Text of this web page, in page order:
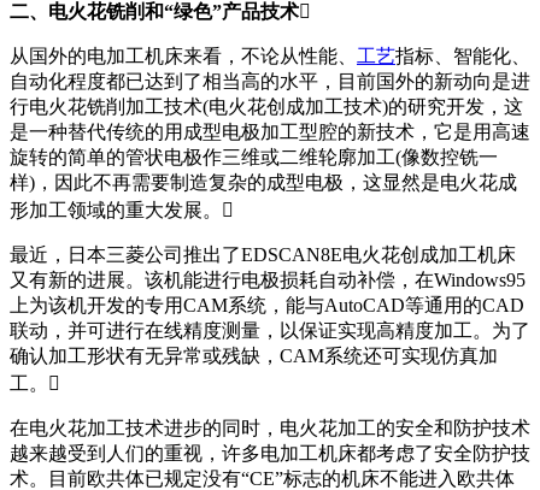
二、电火花铣削和“绿色”产品技术
从国外的电加工机床来看，不论从性能、 工艺指标、智能化、
自动化程度都已达到了相当高的水平，目前国外的新动向是进
行电火花铣削加工技术(电火花创成加工技术)的研究开发，这
是一种替代传统的用成型电极加工型腔的新技术，它是用高速
旋转的简单的管状电极作三维或二维轮廓加工(像数控铣一
样)，因此不再需要制造复杂的成型电极，这显然是电火花成
形加工领域的重大发展。
最近，日本三菱公司推出了EDSCAN8E电火花创成加工机床
又有新的进展。该机能进行电极损耗自动补偿，在Windows95
上为该机开发的专用CAM系统，能与AutoCAD等通用的CAD
联动，并可进行在线精度测量，以保证实现高精度加工。为了
确认加工形状有无异常或残缺，CAM系统还可实现仿真加
工。
在电火花加工技术进步的同时，电火花加工的安全和防护技术
越来越受到人们的重视，许多电加工机床都考虑了安全防护技
术。目前欧共体已规定没有“CE”标志的机床不能进入欧共体